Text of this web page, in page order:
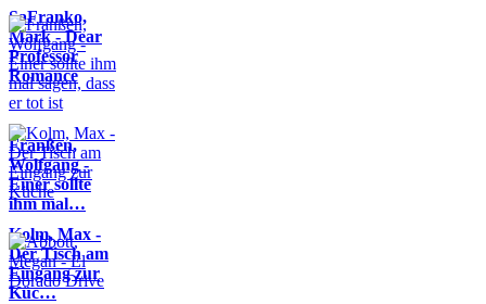
SaFranko,
Mark - Dear
Professor
Romance
Franßen,
Wolfgang -
Einer sollte
ihm mal…
Kolm, Max -
Der Tisch am
Eingang zur
Küc…